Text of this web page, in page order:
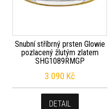
Snubní stříbrný prsten Glowie
pozlacený žlutým zlatem
SHG1089RMGP
3 090 Kč
DETAIL